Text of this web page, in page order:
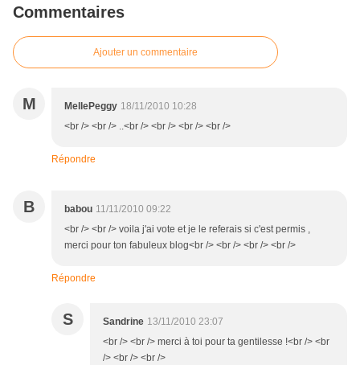
Commentaires
Ajouter un commentaire
M MellePeggy 18/11/2010 10:28
<br /> <br /> ..<br /> <br /> <br /> <br />
Répondre
B babou 11/11/2010 09:22
<br /> <br /> voila j'ai vote et je le referais si c'est permis ,
merci pour ton fabuleux blog<br /> <br /> <br /> <br />
Répondre
S Sandrine 13/11/2010 23:07
<br /> <br /> merci à toi pour ta gentilesse !<br /> <br
/> <br /> <br />